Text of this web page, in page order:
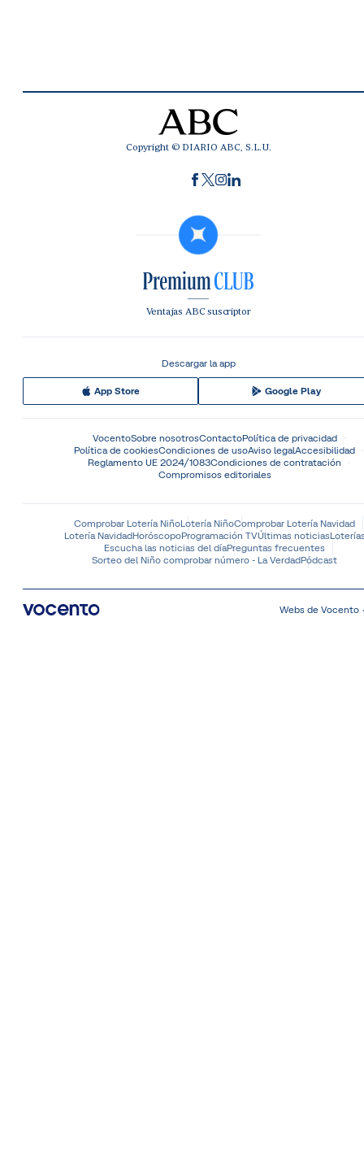
Copyright © DIARIO ABC, S.L.U.
Ventajas ABC suscriptor
Descargar la app
App Store Google Play
VocentoSobre nosotrosContactoPolítica de privacidad
Política de cookiesCondiciones de usoAviso legalAccesibilidad
Reglamento UE 2024/1083Condiciones de contratación
Compromisos editoriales
Comprobar Lotería NiñoLotería NiñoComprobar Lotería Navidad
Lotería NavidadHoróscopoProgramación TVÚltimas noticias
Escucha las noticias del díaPreguntas frecuentes
Sorteo del Niño comprobar número - La VerdadPódcast
Webs de Vocento